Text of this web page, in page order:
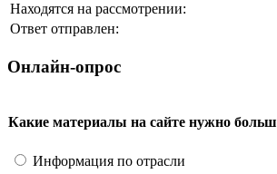
Находятся на рассмотрении:
Ответ отправлен:
Онлайн-опрос
Какие материалы на сайте нужно
Информация по отрасли